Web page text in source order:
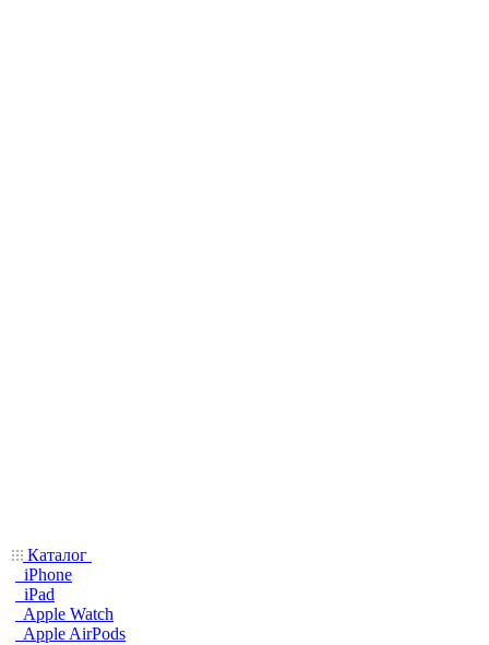
Каталог
iPhone
iPad
Apple Watch
Apple AirPods